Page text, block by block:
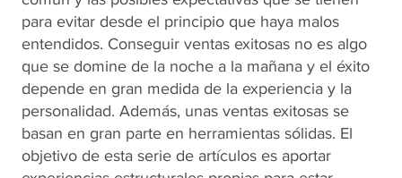
para evitar desde el principio que haya malos
entendidos. Conseguir ventas exitosas no es algo
que se domine de la noche a la mañana y el éxito
depende en gran medida de la experiencia y la
personalidad. Además, unas ventas exitosas se
basan en gran parte en herramientas sólidas. El
objetivo de esta serie de artículos es aportar